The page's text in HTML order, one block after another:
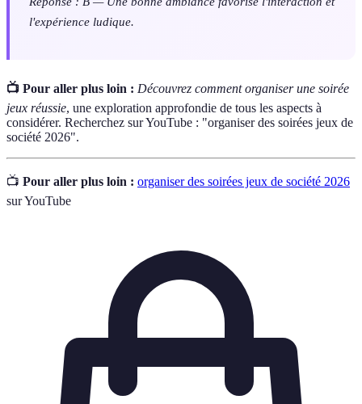
l'expérience ludique.
📺 Pour aller plus loin : Découvrez comment organiser une soirée
jeux réussie, une exploration approfondie de tous les aspects à
considérer. Recherchez sur YouTube : "organiser des soirées jeux de
société 2026".
📺 Pour aller plus loin : organiser des soirées jeux de société 2026
sur YouTube